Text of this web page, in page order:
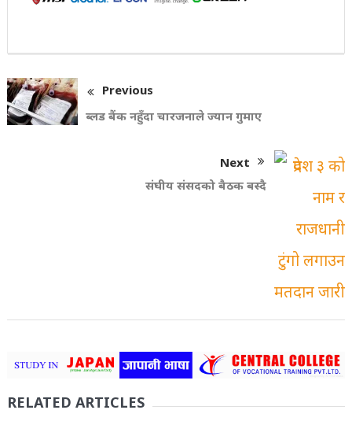
Previous
ब्लड बैंक नहुँदा चारजनाले ज्यान गुमाए
Next
संघीय संसदको बैठक बस्दै
RELATED ARTICLES